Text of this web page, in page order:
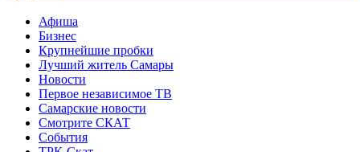
Афиша
Бизнес
Крупнейшие пробки
Лучший житель Самары
Новости
Первое независимое ТВ
Самарские новости
Смотрите СКАТ
События